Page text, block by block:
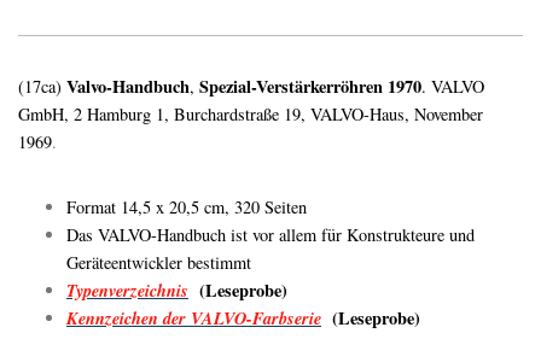
(17ca) Valvo-Handbuch, Spezial-Verstärkerröhren 1970. VALVO
GmbH, 2 Hamburg 1, Burchardstraße 19, VALVO-Haus, November
1969.
Format 14,5 x 20,5 cm, 320 Seiten
Das VALVO-Handbuch ist vor allem für Konstrukteure und
Geräteentwickler bestimmt
Typenverzeichnis (Leseprobe)
Kennzeichen der VALVO-Farbserie (Leseprobe)